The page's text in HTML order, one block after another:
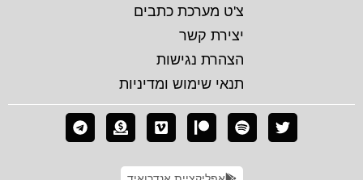
צ'ט מערכת כתבים
יצירת קשר
הצהרת נגישות
תנאי שימוש ומדיניות